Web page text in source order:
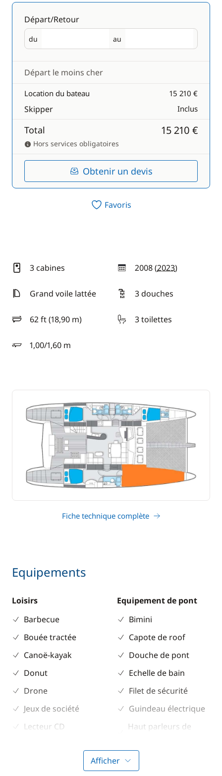
Départ/Retour
du
Départ au
Retour
Départ le moins cher
Location du bateau 15 210 €
Skipper Inclus
Total 15 210 €
Hors services obligatoires
Obtenir un devis
Favoris
3 cabines 2008 (2023)
année
Grand voile lattée
3 douches
62 ft (18,90 m)
longueur 3 toilettes
1,00/1,60 m
tirant d'eau
Fiche technique complète
Equipements
Loisirs
Barbecue
Bouée tractée
Canoë-kayak
Donut
Drone
Jeux de société
Lecteur CD
Equipement de pont
Bimini
Capote de roof
Douche de pont
Echelle de bain
Filet de sécurité
Guindeau électrique
Haut parleurs de
Afficher